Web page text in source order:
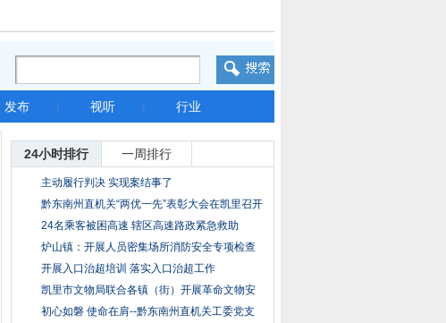
发布 | 视听 | 行业
24小时排行 一周排行
主动履行判决 实现案结事了
黔东南州直机关“两优一先”表彰大会在凯里召开
24名乘客被困高速 辖区高速路政紧急救助
炉山镇：开展人员密集场所消防安全专项检查
开展入口治超培训 落实入口治超工作
凯里市文物局联合各镇（街）开展革命文物安
全专
初心如磐 使命在肩--黔东南州直机关工委党支